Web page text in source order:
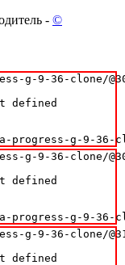
- ©
g-9-36-clone/
defined
progress-g-9-36-
g-9-36-clone/
defined
progress-g-9-36-
g-9-36-clone/
defined